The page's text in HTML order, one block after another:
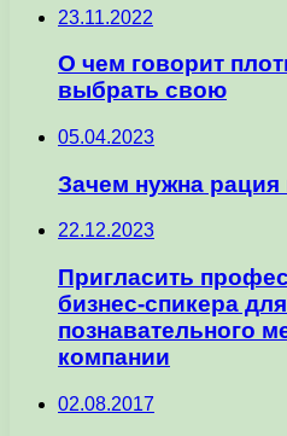
23.11.2022
О чем говорит
выбрать свою
05.04.2023
Зачем нужна рация
22.12.2023
Пригласить
бизнес-спикера
познавательного
компании
02.08.2017